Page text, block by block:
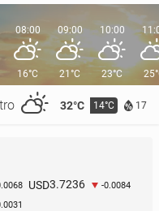
32°C 14°C 17
08:00
16°C
09:00
21°C
10:00
23°C
USD3.7236 -0.0084